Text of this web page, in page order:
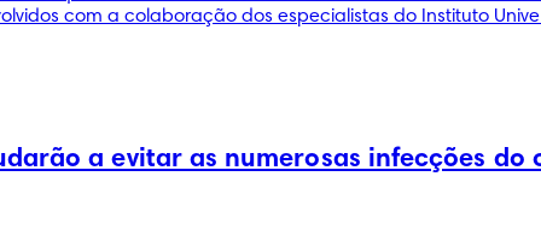
com a colaboração dos especialistas do Instituto
a evitar as numerosas infecções do